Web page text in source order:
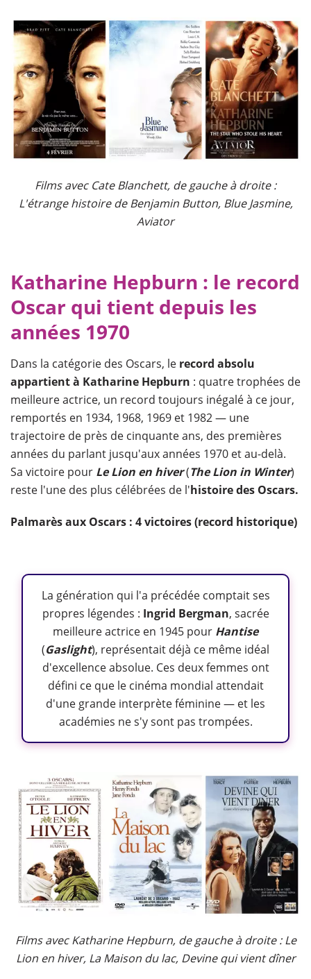
Films avec Cate Blanchett, de gauche à droite :
L'étrange histoire de Benjamin Button, Blue Jasmine,
Aviator
Katharine Hepburn : le record
Oscar qui tient depuis les
années 1970
Dans la catégorie des Oscars, le record absolu
appartient à Katharine Hepburn : quatre trophées de
meilleure actrice, un record toujours inégalé à ce jour,
remportés en 1934, 1968, 1969 et 1982 — une
trajectoire de près de cinquante ans, des premières
années du parlant jusqu'aux années 1970 et au-delà.
Sa victoire pour Le Lion en hiver(The Lion in Winter)
reste l'une des plus célébrées de l'histoire des Oscars.
Palmarès aux Oscars : 4 victoires (record historique)
La génération qui l'a précédée comptait ses
propres légendes : Ingrid Bergman, sacrée
meilleure actrice en 1945 pour Hantise
(Gaslight), représentait déjà ce même idéal
d'excellence absolue. Ces deux femmes ont
défini ce que le cinéma mondial attendait
d'une grande interprète féminine — et les
académies ne s'y sont pas trompées.
Films avec Katharine Hepburn, de gauche à droite : Le
Lion en hiver, La Maison du lac, Devine qui vient dîner